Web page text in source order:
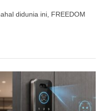
didunia ini, FREEDOM